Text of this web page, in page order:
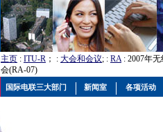
主页 : ITU-R ； : 大会和会议; : RA: 2007年
会(RA-07)
国际电联三大部门 新闻室 各项活动